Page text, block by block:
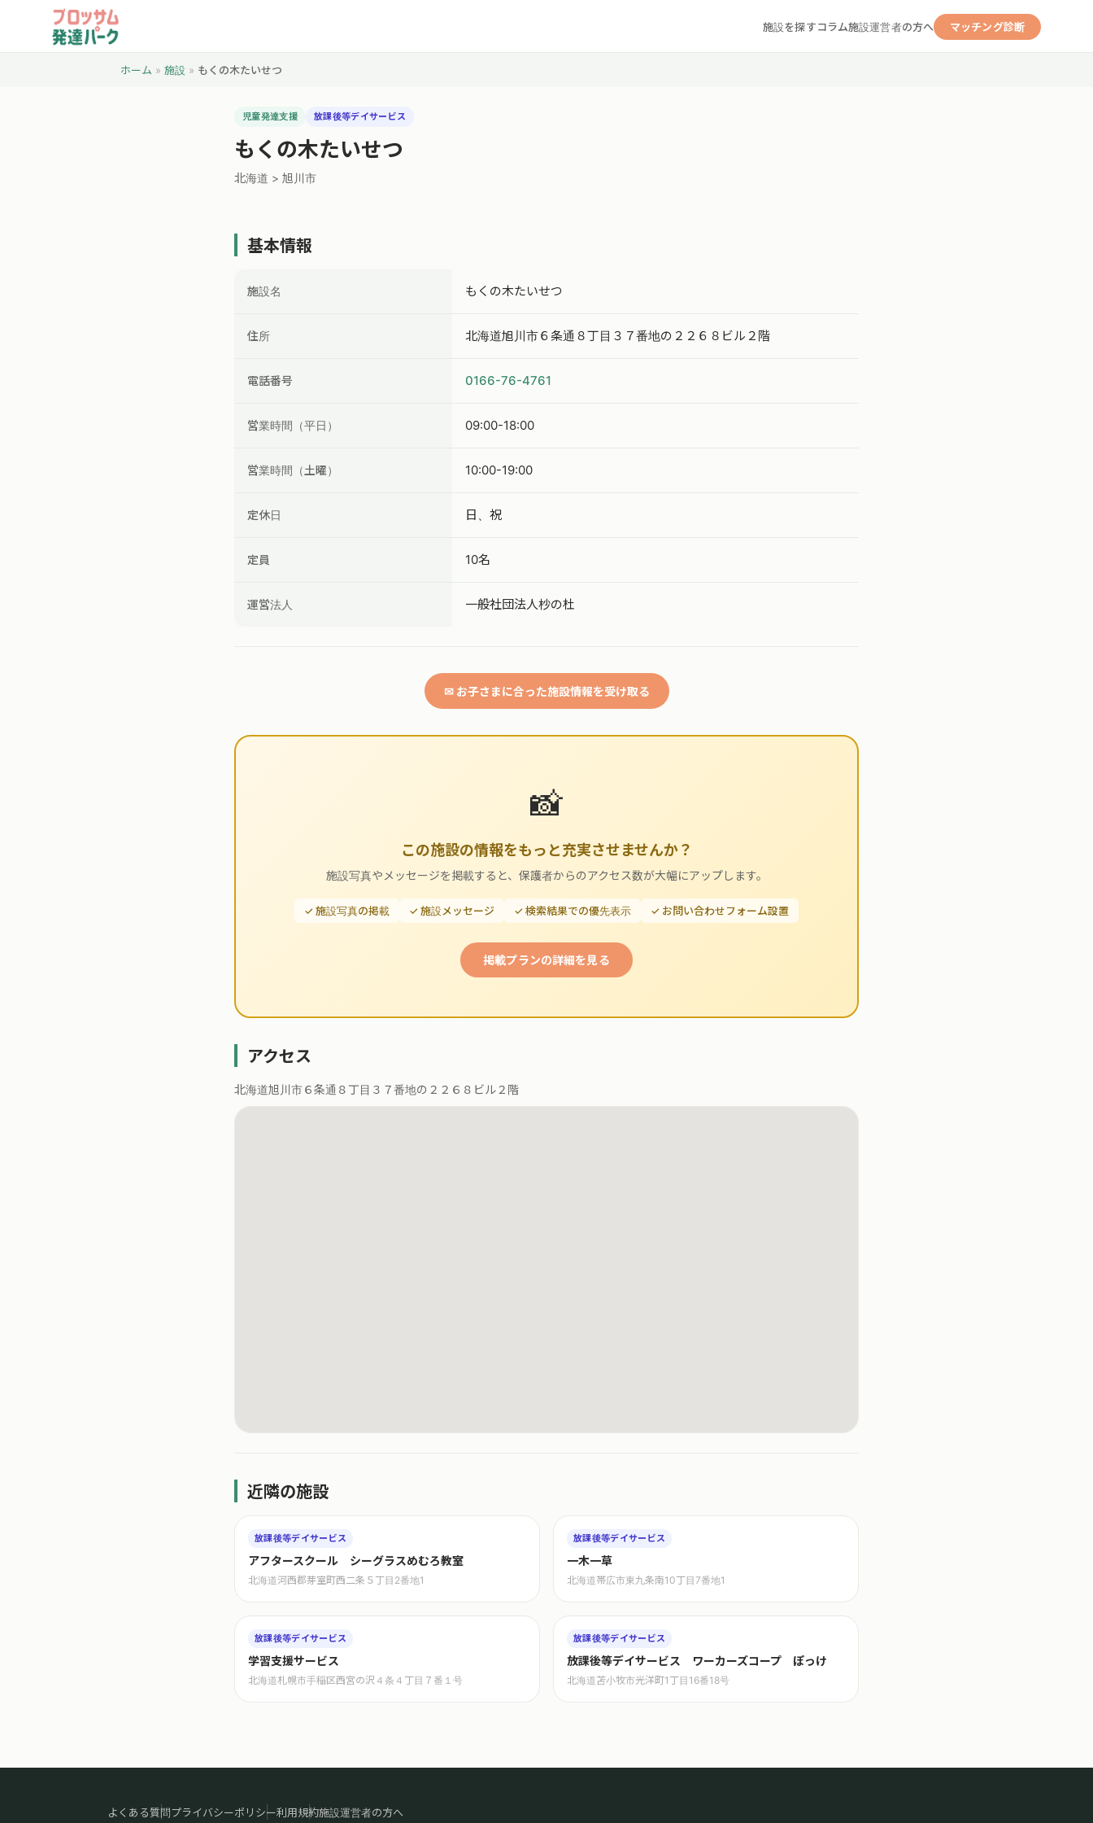
施設を探すコラム施設運営者の方へ マッチング診断
ホーム » 施設 » もくの木たいせつ
児童発達支援 放課後等デイサービス
もくの木たいせつ
北海道 > 旭川市
基本情報
施設名 もくの木たいせつ
住所 北海道旭川市６条通８丁目３７番地の２２６８ビル２階
電話番号 0166-76-4761
営業時間（平日） 09:00-18:00
営業時間（土曜） 10:00-19:00
定休日 日、祝
定員 10名
運営法人 一般社団法人杪の杜
✉ お子さまに合った施設情報を受け取る
📸
この施設の情報をもっと充実させませんか？
施設写真やメッセージを掲載すると、保護者からのアクセス数が大幅にアップします。
✓ 施設写真の掲載 ✓ 施設メッセージ ✓ 検索結果での優先表示 ✓ お問い合わせフォーム設置
掲載プランの詳細を見る
アクセス
北海道旭川市６条通８丁目３７番地の２２６８ビル２階
近隣の施設
放課後等デイサービス
アフタースクール シーグラスめむろ教室
北海道河西郡芽室町西二条５丁目2番地1
放課後等デイサービス
一木一草
北海道帯広市東九条南10丁目7番地1
放課後等デイサービス
学習支援サービス
北海道札幌市手稲区西宮の沢４条４丁目７番１号
放課後等デイサービス
放課後等デイサービス ワーカーズコープ ぽっけ
北海道苫小牧市光洋町1丁目16番18号
よくある質問プライバシーポリシー利用規約施設運営者の方へ